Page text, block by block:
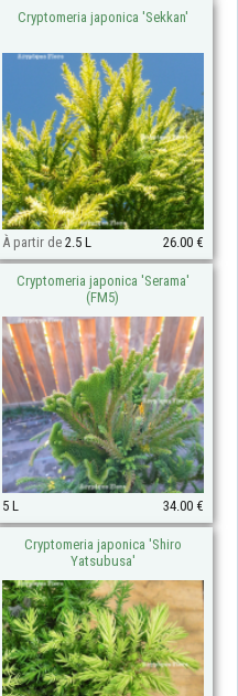
Cryptomeria japonica 'Sekkan'
À partir de2.5 L 26.00 €
Cryptomeria japonica 'Serama'
(FM5)
5 L 34.00 €
Cryptomeria japonica 'Shiro
Yatsubusa'